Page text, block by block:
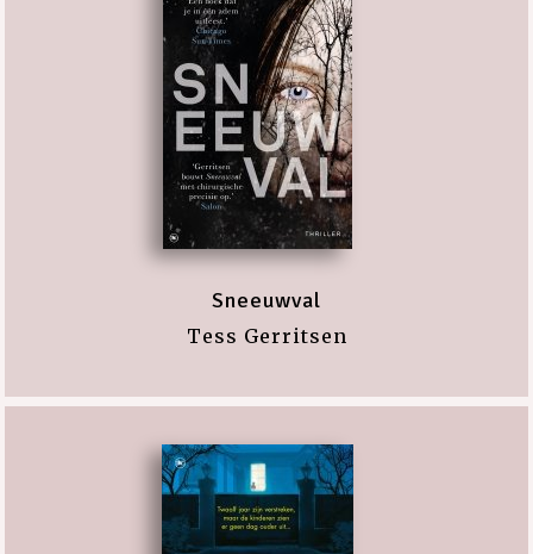
Sneeuwval
Tess Gerritsen